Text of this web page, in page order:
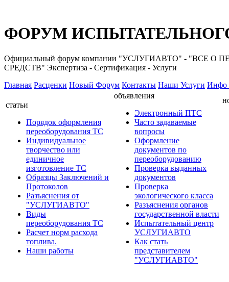
ФОРУМ
Официальный форум компании "УСЛУГИАВТО" -
СРЕДСТВ" Экспертиза - Сертификация - Услуги
Главная Расценки Новый Форум Контакты Наши Услуги Инфо
статьи
Порядок оформления
переоборудования ТС
Индивидуальное
творчество или
единичное
изготовление ТС
Образцы Заключений и
Протоколов
Разъяснения от
"УСЛУГИАВТО"
Виды
переоборудования ТС
Расчет норм расхода
топлива.
Наши работы
объявления
Электронный ПТС
Часто задаваемые
вопросы
Оформление
документов по
переоборудованию
Проверка выданных
документов
Проверка
экологического класса
Разъяснения органов
государственной власти
Испытательный центр
УСЛУГИАВТО
Как стать
представителем
"УСЛУГИАВТО"